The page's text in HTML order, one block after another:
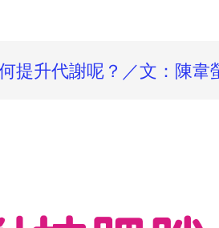
提升代謝呢？／文：陳韋